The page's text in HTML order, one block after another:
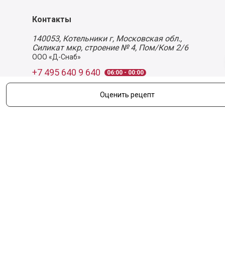
Оценить рецепт
Контакты
140053, Котельники г, Московская обл.,
Силикат мкр, строение № 4, Пом/Ком 2/6
ООО «Д-Снаб»
+7 495 640 9 640 06:00 - 00:00
Обратная связь